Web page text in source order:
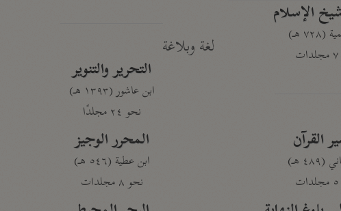
الإسلام
هـ)
القرآن
هـ)
لغة وبلاغة
التحرير والتنوير
ابن عاشور (١٣٩٣ هـ)
نحو ٢٤ مجلدًا
المحرر الوجيز
ابن عطية (٥٤٦ هـ)
نحو ٨ مجلدات